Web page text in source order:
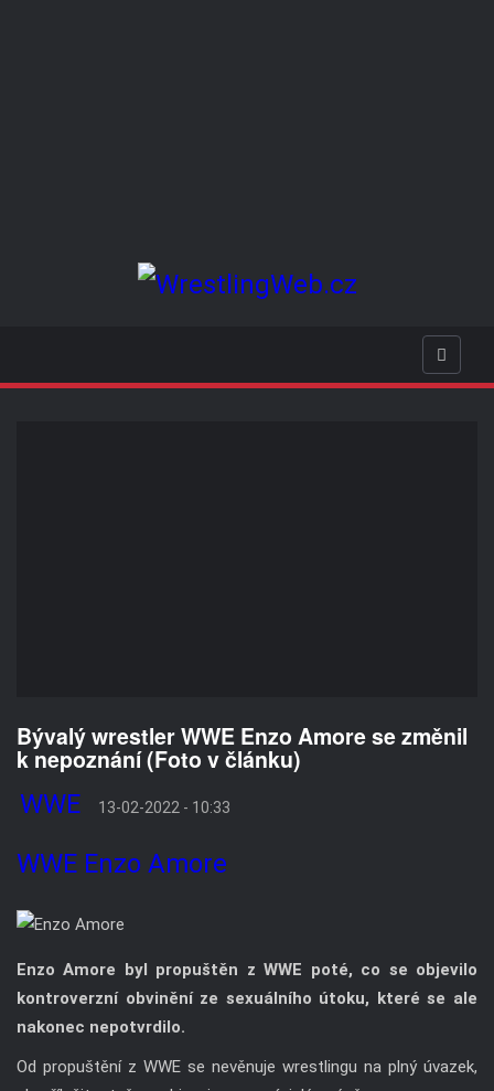
k nepoznání (Foto v článku)
WWE 13-02-2022 - 10:33
WWE Enzo Amore
kontroverzní obvinění ze sexuálního útoku, které se ale
nakonec nepotvrdilo.
Od propuštění z WWE se nevěnuje wrestlingu na plný úvazek,
ale příležitostně se objevuje na nezávislé scéně.
Na svém Instagramu odhalil, že pořádně zapracoval na své